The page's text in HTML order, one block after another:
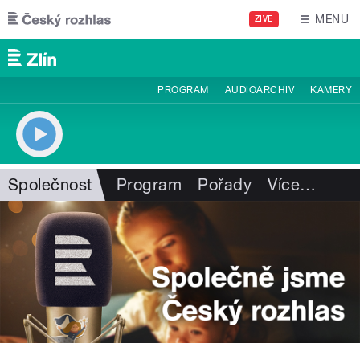
Přejít k hlavnímu obsahu
ŽIVĚ MENU
PROGRAM AUDIOARCHIV KAMERY
Společnost Program Pořady Více…